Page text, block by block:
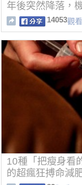
年後突然降落，
14053觀看
10種「把瘦身看
的超瘋狂搏命減